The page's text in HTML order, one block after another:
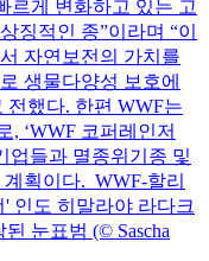
르게 변화하고 있는 고
징적인 종”이라며 “이
자연보전의 가치를
생물다양성 보호에
전했다. 한편 WWF는
, ‘WWF 코퍼레인저
업들과 멸종위기종 및
획이다. WWF-할리
인도 히말라야 라다크
눈표범 (© Sascha